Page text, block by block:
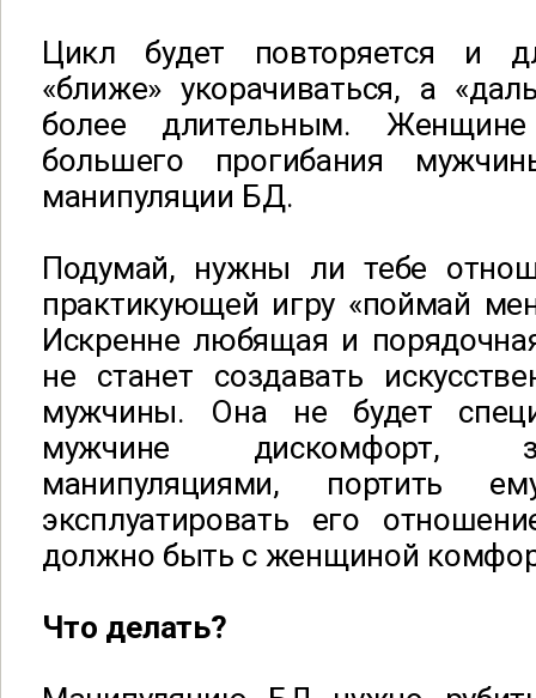
Цикл будет повторяется и
«ближе» укорачиваться, а
более длительным.
большего прогибания
манипуляции БД.
Подумай, нужны ли тебе
практикующей игру «поймай
Искренне любящая и
не станет создавать
мужчины. Она не будет
мужчине дискомфорт,
манипуляциями, портить
эксплуатировать его
должно быть с женщиной
Что делать?